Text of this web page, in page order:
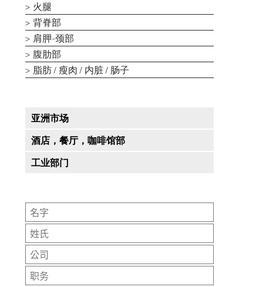
火腿
背脊部
肩胛-颈部
腹肋部
脂肪 / 瘦肉 / 内脏 / 肠子
亚洲市场
酒店，餐厅，咖啡馆部
工业部门